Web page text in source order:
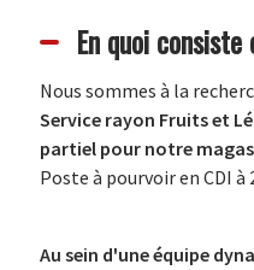
En quoi
Nous sommes à la
Service rayon Fruits et
partiel pour notre
Poste à pourvoir en CDI
Au sein d'une équipe